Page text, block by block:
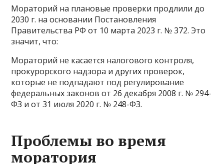
Мораторий на плановые проверки продлили до
2030 г. на основании Постановления
Правительства РФ от 10 марта 2023 г. № 372. Это
значит, что:
Мораторий не касается налогового контроля,
прокурорского надзора и других проверок,
которые не подпадают под регулирование
федеральных законов от 26 декабря 2008 г. № 294-
ФЗ и от 31 июля 2020 г. № 248-ФЗ.
Проблемы во время
моратория